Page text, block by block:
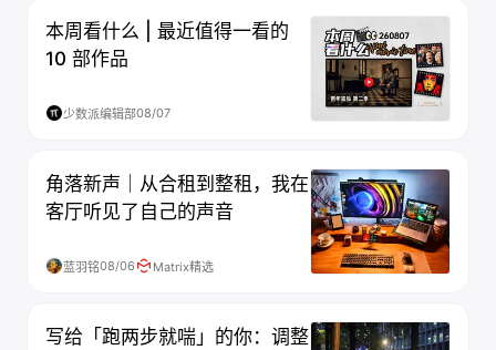
本周看什么 | 最近值得一看的
10 部作品
少数派编辑部08/07
角落新声｜从合租到整租，我在
客厅听见了自己的声音
蓝羽铭08/06 Matrix精选
写给「跑两步就喘」的你：调整